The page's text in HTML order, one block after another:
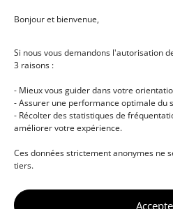
Bonjour et bienvenue,
Si nous vous demandons l'autorisation
3 raisons :
- Mieux vous guider dans votre
- Assurer une performance optimale du
- Récolter des statistiques de
améliorer votre expérience.
Ces données strictement anonymes ne
tiers.
Recrutement
CGV